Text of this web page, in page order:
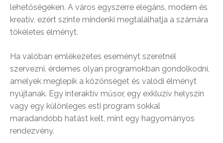
lehetőségeken. A város egyszerre elegáns, modern és
kreatív, ezért szinte mindenki megtalálhatja a számára
tökéletes élményt.
Ha valóban emlékezetes eseményt szeretnél
szervezni, érdemes olyan programokban gondolkodni,
amelyek meglepik a közönséget és valódi élményt
nyújtanak. Egy interaktív műsor, egy exkluzív helyszín
vagy egy különleges esti program sokkal
maradandóbb hatást kelt, mint egy hagyományos
rendezvény.